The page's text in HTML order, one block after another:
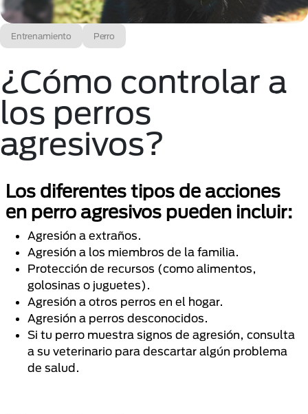
Entrenamiento Perro
¿Cómo controlar a
los perros
agresivos?
Los diferentes tipos de acciones
en perro agresivos pueden incluir:
Agresión a extraños.
Agresión a los miembros de la familia.
Protección de recursos (como alimentos,
golosinas o juguetes).
Agresión a otros perros en el hogar.
Agresión a perros desconocidos.
Si tu perro muestra signos de agresión, consulta
a su veterinario para descartar algún problema
de salud.